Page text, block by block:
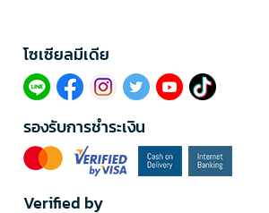
โซเซียลมีเดีย​
รองรับการชำระเงิน
Verified by